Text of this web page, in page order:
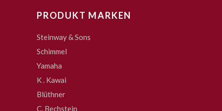
PRODUKT MARKEN
Steinway & Sons
Schimmel
Yamaha
K . Kawai
Blüthner
C. Bechstein